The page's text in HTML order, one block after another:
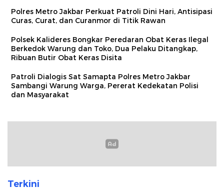
Polres Metro Jakbar Perkuat Patroli Dini Hari, Antisipasi
Curas, Curat, dan Curanmor di Titik Rawan
Polsek Kalideres Bongkar Peredaran Obat Keras Ilegal
Berkedok Warung dan Toko, Dua Pelaku Ditangkap,
Ribuan Butir Obat Keras Disita
Patroli Dialogis Sat Samapta Polres Metro Jakbar
Sambangi Warung Warga, Pererat Kedekatan Polisi
dan Masyarakat
Terkini